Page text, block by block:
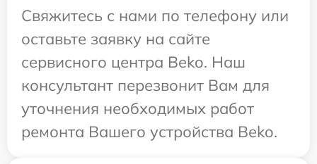
Свяжитесь с нами по телефону или
оставьте заявку на сайте
сервисного центра Beko. Наш
консультант перезвонит Вам для
уточнения необходимых работ
ремонта Вашего устройства Beko.